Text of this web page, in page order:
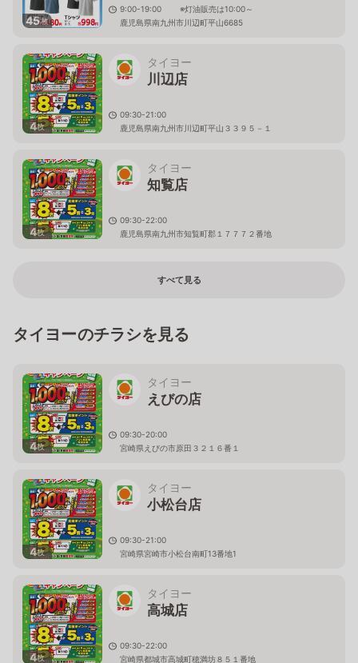
45枚
9:00-19:00 ※灯油販売は10:00～
鹿児島県南九州市川辺町平山6685
4枚
タイヨー
川辺店
09:30-21:00
鹿児島県南九州市川辺町平山３３９５－１
4枚
タイヨー
知覧店
09:30-22:00
鹿児島県南九州市知覧町郡１７７７２番地
すべて見る
タイヨーのチラシを見る
4枚
タイヨー
えびの店
09:30-20:00
宮崎県えびの市原田３２１６番１
4枚
タイヨー
小松台店
09:30-21:00
宮崎県宮崎市小松台南町13番地1
4枚
タイヨー
高城店
09:30-22:00
宮崎県都城市高城町穂満坊８５１番地